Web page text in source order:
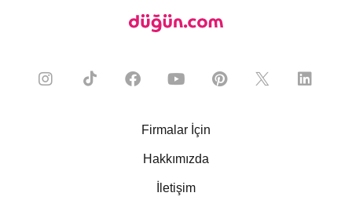
Firmalar İçin
Hakkımızda
İletişim